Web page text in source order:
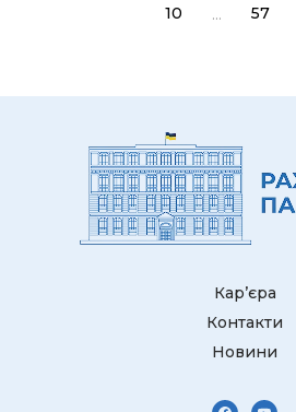
10
... 57
Кар’єра
Контакти
Новини